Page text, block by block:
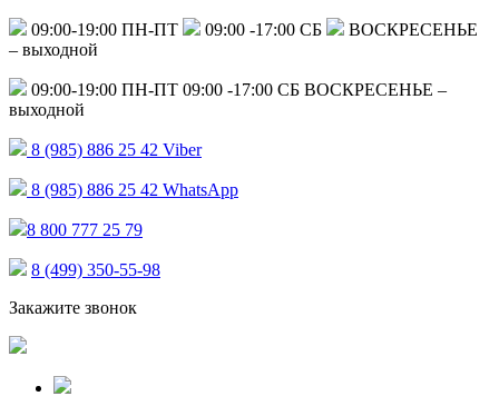
09:00-19:00 ПН-ПТ 09:00 -17:00 СБ
ВОСКРЕСЕНЬЕ
– выходной
09:00-19:00 ПН-ПТ 09:00 -17:00 СБ ВОСКРЕСЕНЬЕ –
выходной
8 (985) 886 25 42 Viber
8 (985) 886 25 42 WhatsApp
8 800 777 25 79
8 (499) 350-55-98
Закажите звонок